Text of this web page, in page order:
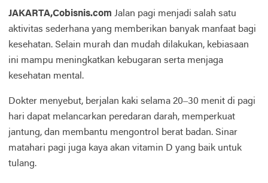
JAKARTA,Cobisnis.com Jalan pagi menjadi salah satu
aktivitas sederhana yang memberikan banyak manfaat bagi
kesehatan. Selain murah dan mudah dilakukan, kebiasaan
ini mampu meningkatkan kebugaran serta menjaga
kesehatan mental.
Dokter menyebut, berjalan kaki selama 20–30 menit di pagi
hari dapat melancarkan peredaran darah, memperkuat
jantung, dan membantu mengontrol berat badan. Sinar
matahari pagi juga kaya akan vitamin D yang baik untuk
tulang.